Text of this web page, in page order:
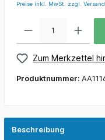
Preise inkl. MwSt. zzgl.
Zum Merkzettel
Produktnummer:
Beschreibung